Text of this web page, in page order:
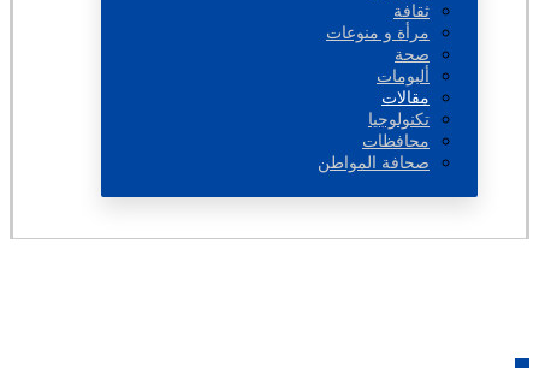
ثقافة
مرأة و منوعات
صحة
ألبومات
مقالات
تكنولوجيا
محافظات
صحافة المواطن